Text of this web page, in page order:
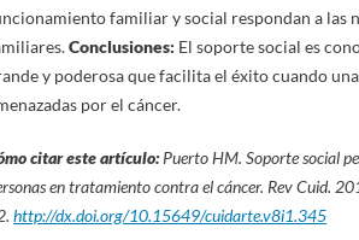
familiar y social respondan a las
Conclusiones: El soporte social es
y poderosa que facilita el éxito cuando
por el cáncer.
citar este artículo: Puerto HM. Soporte social
en tratamiento contra el cáncer. Rev Cuid.
http://dx.doi.org/10.15649/cuidarte.v8i1.345